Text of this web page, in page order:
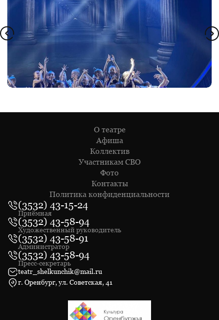
О театре
Афиша
Коллектив
Участникам СВО
Фото
Контакты
Политика конфиденциальности
(3532) 43-15-24
Приёмная
(3532) 43-58-94
Художественный руководитель
(3532) 43-58-91
Администратор
(3532) 43-58-94
Пресс-секретарь
teatr_shelkunchik@mail.ru
г. Оренбург, ул. Советская, 41